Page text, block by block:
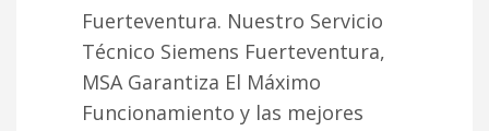
Fuerteventura. Nuestro Servicio
Técnico Siemens Fuerteventura,
MSA Garantiza El Máximo
Funcionamiento y las mejores